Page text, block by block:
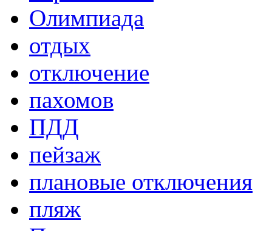
Олимпиада
отдых
отключение
пахомов
ПДД
пейзаж
плановые отключения
пляж